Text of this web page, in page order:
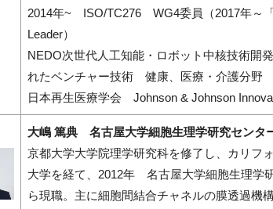
2014年~ ISO/TC276 WG4委員（2017年～
Leader）
NEDO次世代人工知能・ロボット中核技術
れたベンチャー技術 健康、医療・介護分野
日本再生医療学会 Johnson & Johnson
大嶋 篤典 名古屋大学細胞生理学研究センタ
京都大学大学院理学研究科を修了し、カリフ
大学を経て、2012年 名古屋大学細胞生理学
ら現職。主に細胞間結合チャネルの膜透過機